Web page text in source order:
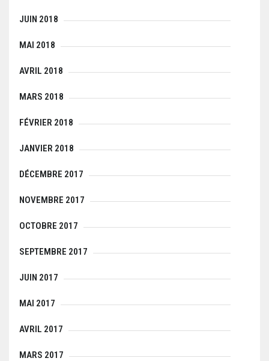
JUIN 2018
MAI 2018
AVRIL 2018
MARS 2018
FÉVRIER 2018
JANVIER 2018
DÉCEMBRE 2017
NOVEMBRE 2017
OCTOBRE 2017
SEPTEMBRE 2017
JUIN 2017
MAI 2017
AVRIL 2017
MARS 2017